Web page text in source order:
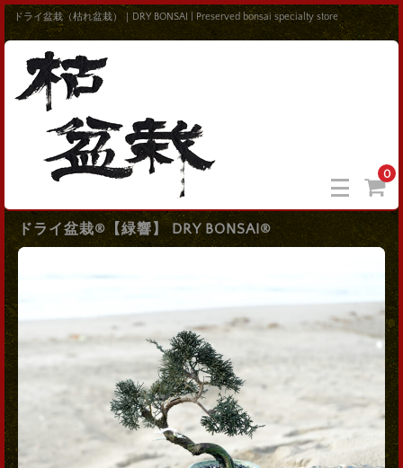
ドライ盆栽（枯れ盆栽）｜DRY BONSAI | Preserved bonsai specialty store
0
ドライ盆栽®【緑響】 DRY BONSAI®